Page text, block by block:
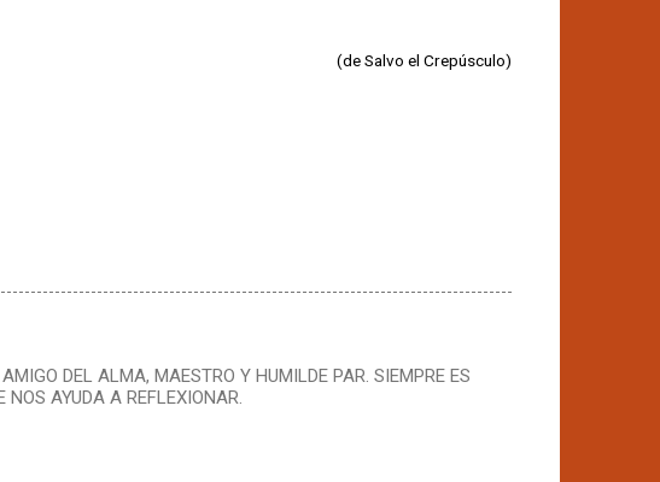
(de Salvo el Crepúsculo)
DEL ALMA, MAESTRO Y HUMILDE PAR. SIEMPRE ES
AYUDA A REFLEXIONAR.